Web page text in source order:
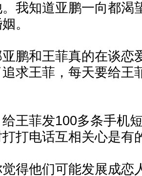
我知道亚鹏一向都渴
。
和王菲真的在谈恋
求王菲，每天要给王
菲发100多条手机短
打电话互相关心是有
他们可能发展成恋